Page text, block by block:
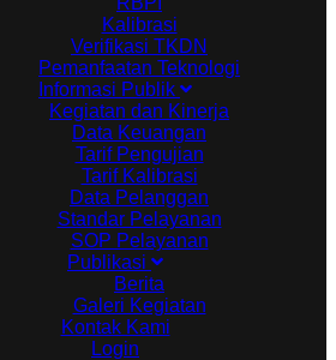
Kalibrasi
Verifikasi TKDN
Pemanfaatan Teknologi
Informasi Publik
Kegiatan dan Kinerja
Data Keuangan
Tarif Pengujian
Tarif Kalibrasi
Data Pelanggan
Standar Pelayanan
SOP Pelayanan
Publikasi
Berita
Galeri Kegiatan
Kontak Kami
Login